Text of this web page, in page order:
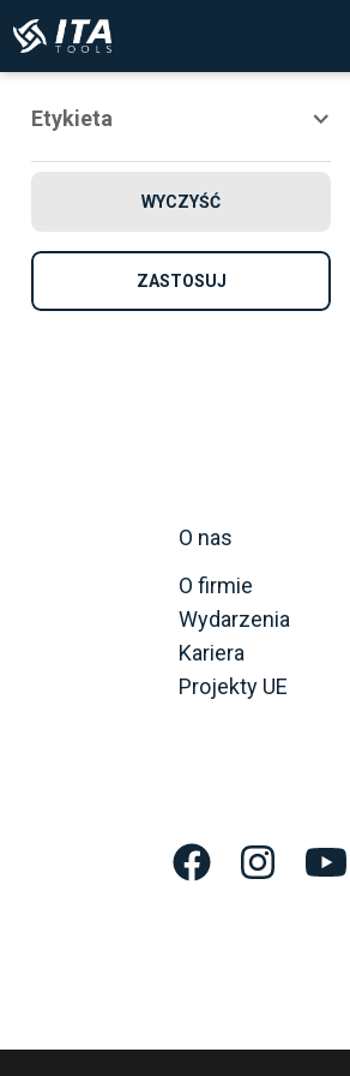
Etykieta
Nowość
WYCZYŚĆ
ZASTOSUJ
O nas
O firmie
Wydarzenia
Kariera
Projekty UE